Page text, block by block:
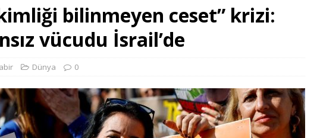
bilinmeyen ceset” krizi:
vücudu İsrail’de
Dünya 0